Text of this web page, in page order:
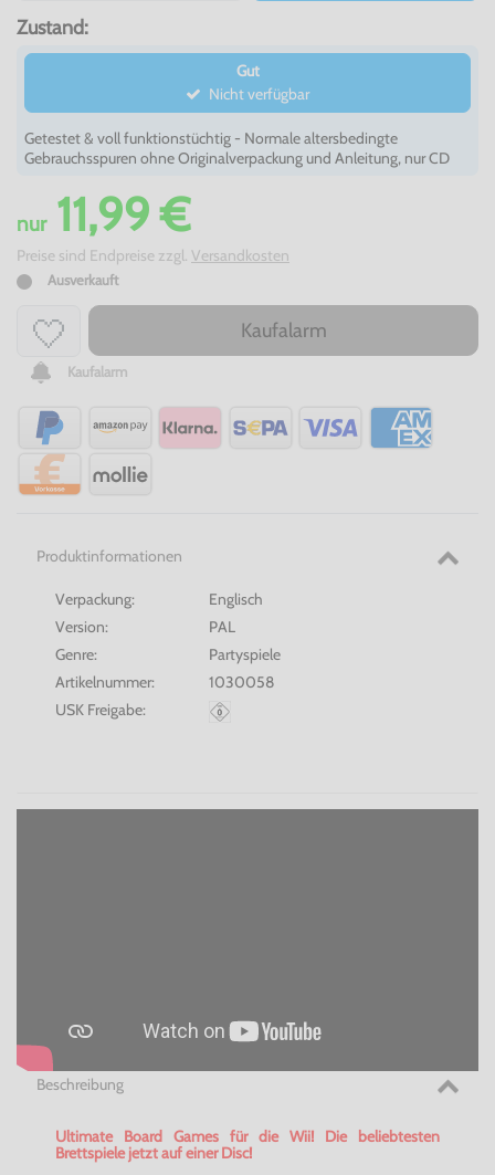
Zustand:
Gut
Nicht verfügbar
Getestet & voll funktionstüchtig - Normale altersbedingte
Gebrauchsspuren ohne Originalverpackung und Anleitung, nur CD
nur11,99 €
Preise sind Endpreise zzgl. Versandkosten
Ausverkauft
Kaufalarm
Kaufalarm
Produktinformationen
Verpackung:
Englisch
Version:
PAL
Genre:
Partyspiele
Artikelnummer:
1030058
USK Freigabe:
Beschreibung
Ultimate Board Games für die Wii! Die beliebtesten
Brettspiele jetzt auf einer Disc!